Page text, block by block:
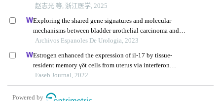
赵志光 等, 浙江医学, 2025
Exploring the shared gene signatures and molecular
mechanisms between bladder urothelial carcinoma and
metabolic syndrome
Archivos Espanoles De Urologia, 2023
Estrogen enhanced the expression of il-17 by tissue-
resident memory γδt cells from uterus via interferon
regulatory factor 4
Faseb Journal, 2022
Powered by